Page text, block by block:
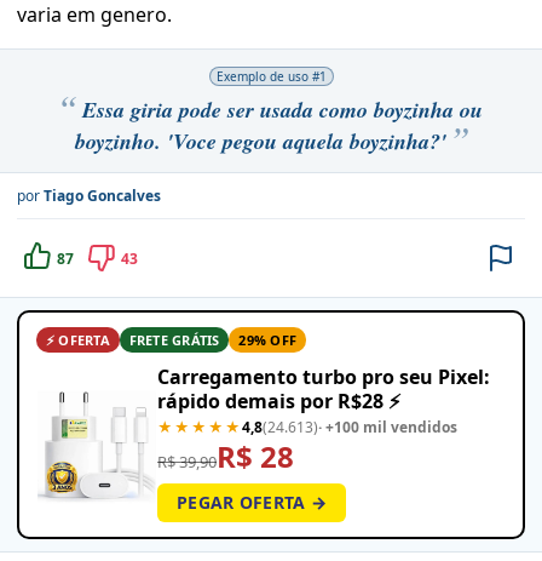
varia em genero.
Exemplo de uso #1
Essa giria pode ser usada como boyzinha ou
boyzinho. 'Voce pegou aquela boyzinha?'
porTiago Goncalves
87 43
⚡ OFERTA FRETE GRÁTIS 29% OFF
Carregamento turbo pro seu Pixel:
rápido demais por R$28 ⚡
★★★★★4,8(24.613)· +100 mil vendidos
R$ 39,90R$ 28
PEGAR OFERTA →